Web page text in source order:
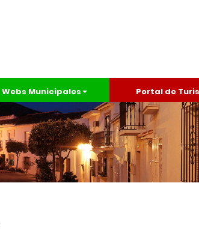
Webs Municipales Portal de